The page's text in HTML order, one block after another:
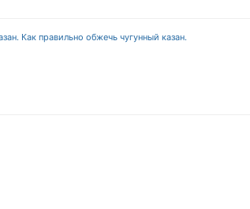
Как правильно обжечь чугунный казан.